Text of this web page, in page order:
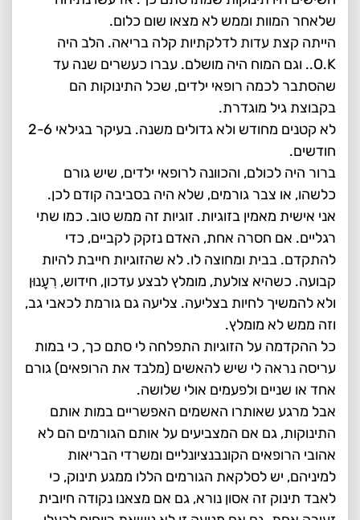
שלאחר המוות וממש לא מצאו שום כלום.
הייתה קצת עדות לדלקתיות קלה בריאה. הלב היה
O.K.. וגם המוח היה מושלם. עברו כעשרים שנה עד
שהסתבר לכמה רופאי ילדים, שכל התינוקות הם
בקבוצת גיל מוגדרת.
לא קטנים מחודש ולא גדולים משנה. בעיקר בגילאי 2-6
חודשים.
ברור היה לכולם, והכוונה לרופאי ילדים, שיש גורם
כלשהו, או צבר גורמים, שלא היה בסביבה קודם לכן.
אני אישית מאמין בזוגיות. זוגיות זה ממש טוב. כמו שתי
רגליים. אם חסרה אחת, האדם נזקק לקביים, כדי
להתקדם. בבית ומחוצה לו. לא שהזוגיות חייבת להיות
קבועה. כשהיא צולעת, מומלץ לבצע עדכון, חידוש, רִעָנוּן
ולא להמשיך לחיות בצליעה. צליעה גם גורמת לכאבי גב,
וזה ממש לא מומלץ.
כל ההקדמה על הזוגיות התפלחה לי סתם כך, כי במות
עריסה נראה לי שיש להאשים (מלבד את הרופאים) גורם
אחד או שניים ולפעמים אולי שלושה.
אבל מרגע שאותרו האשמים האפשריים במות אותם
התינוקות, גם אם המצביעים על אותם הגורמים הם לא
אהובי הרופאים הקונבנציונליים ומשרדי הבריאות
למיניהם, יש לסלקאת הגורמים הללו ממגע תינוק, כי
לאבד תינוק זה אסון נורא, גם אם מצאנו נקודה חיובית